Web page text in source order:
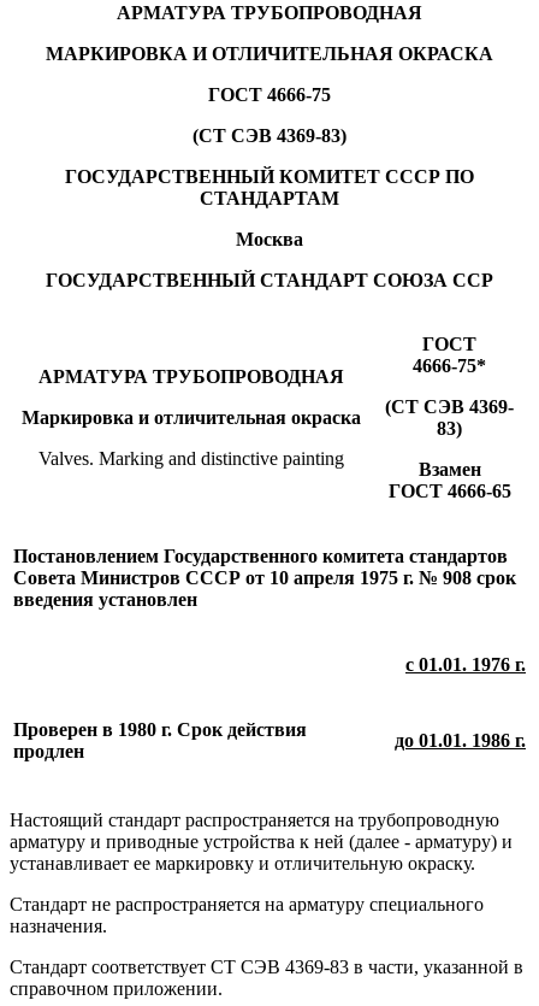
АРМАТУРА ТРУБОПРОВОДНАЯ
МАРКИРОВКА И ОТЛИЧИТЕЛЬНАЯ ОКРАСКА
ГОСТ 4666-75
(СТ СЭВ 4369-83)
ГОСУДАРСТВЕННЫЙ КОМИТЕТ СССР ПО
СТАНДАРТАМ
Москва
ГОСУДАРСТВЕННЫЙ СТАНДАРТ СОЮЗА ССР
АРМАТУРА ТРУБОПРОВОДНАЯ
Маркировка и отличительная окраска
Valves. Marking and distinctive painting
ГОСТ
4666-75*
(СТ СЭВ 4369-
83)
Взамен
ГОСТ 4666-65
Постановлением Государственного комитета стандартов
Совета Министров СССР от 10 апреля 1975 г. № 908 срок
введения установлен
с 01.01. 1976 г.
Проверен в 1980 г. Срок действия
продлен
до 01.01. 1986 г.
Настоящий стандарт распространяется на трубопроводную
арматуру и приводные устройства к ней (далее - арматуру) и
устанавливает ее маркировку и отличительную окраску.
Стандарт не распространяется на арматуру специального
назначения.
Стандарт соответствует СТ СЭВ 4369-83 в части, указанной в
справочном приложении.